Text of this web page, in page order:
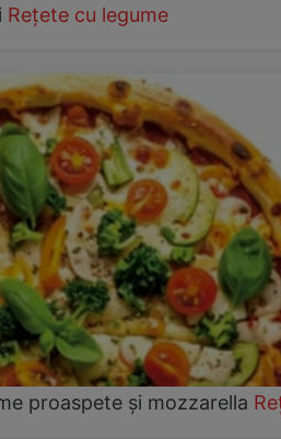
Rețete cu legume
proaspete și mozzarella